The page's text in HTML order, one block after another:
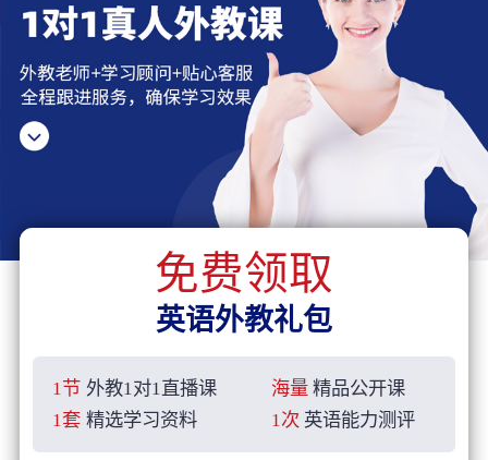
免费领取
英语外教礼包
1节 外教1对1直播课 海量 精品公开课
1套 精选学习资料 1次 英语能力测评